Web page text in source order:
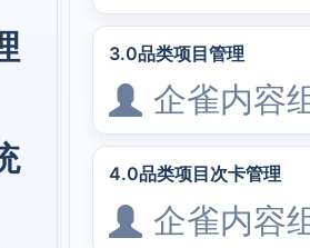
3.0品类项目管理
企雀内容
4.0品类项目次卡管理
企雀内容